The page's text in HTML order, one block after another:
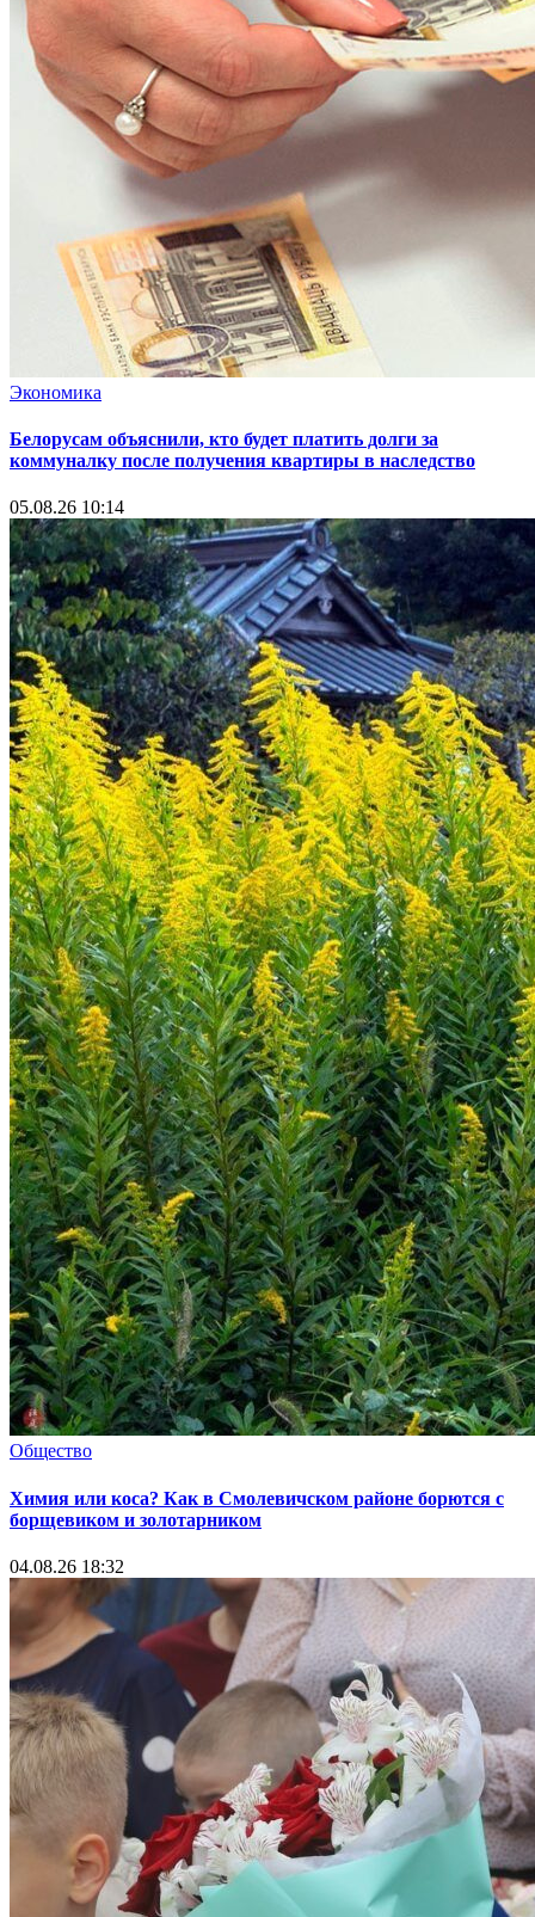
Экономика
Белорусам объяснили, кто будет платить долги за
коммуналку после получения квартиры в наследство
05.08.26 10:14
Общество
Химия или коса? Как в Смолевичском районе борются с
борщевиком и золотарником
04.08.26 18:32